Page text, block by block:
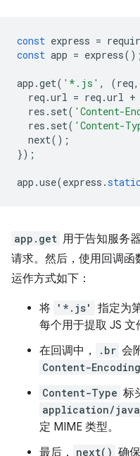
const express =
const app = express();
app .get( '*.js' , (req,
req .url = req .url +
res . set( 'Content-
res . set( 'Content-
next();
});
app .use(express .
app.get 用于告知服务
请求。然后，使用回调函
运作方式如下：
将 '*.js'
指定为
每个用于提取 JS 文
在回调中，
.br 会
Content-Encoding
Content-Type 标
application/
定 MIME 类型。
最后，
next() 确